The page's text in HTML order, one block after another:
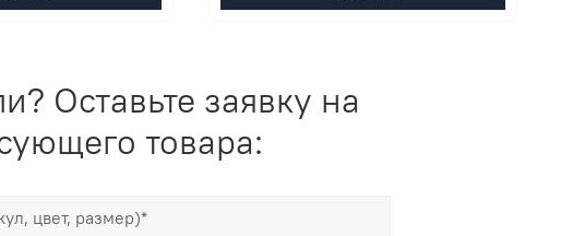
Оставьте заявку на
товара: